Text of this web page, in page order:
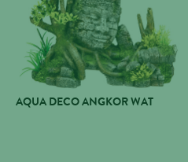
AQUA DECO ANGKOR WAT